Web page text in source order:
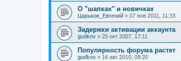
О "шапках" и новичках
Царьков_Евгений » 07 янв 2011, 11:33
Задержки активации аккаунта
gudkov » 25 окт 2007, 17:11
Популярность форума растет
gudkov » 16 авг 2010, 09:20